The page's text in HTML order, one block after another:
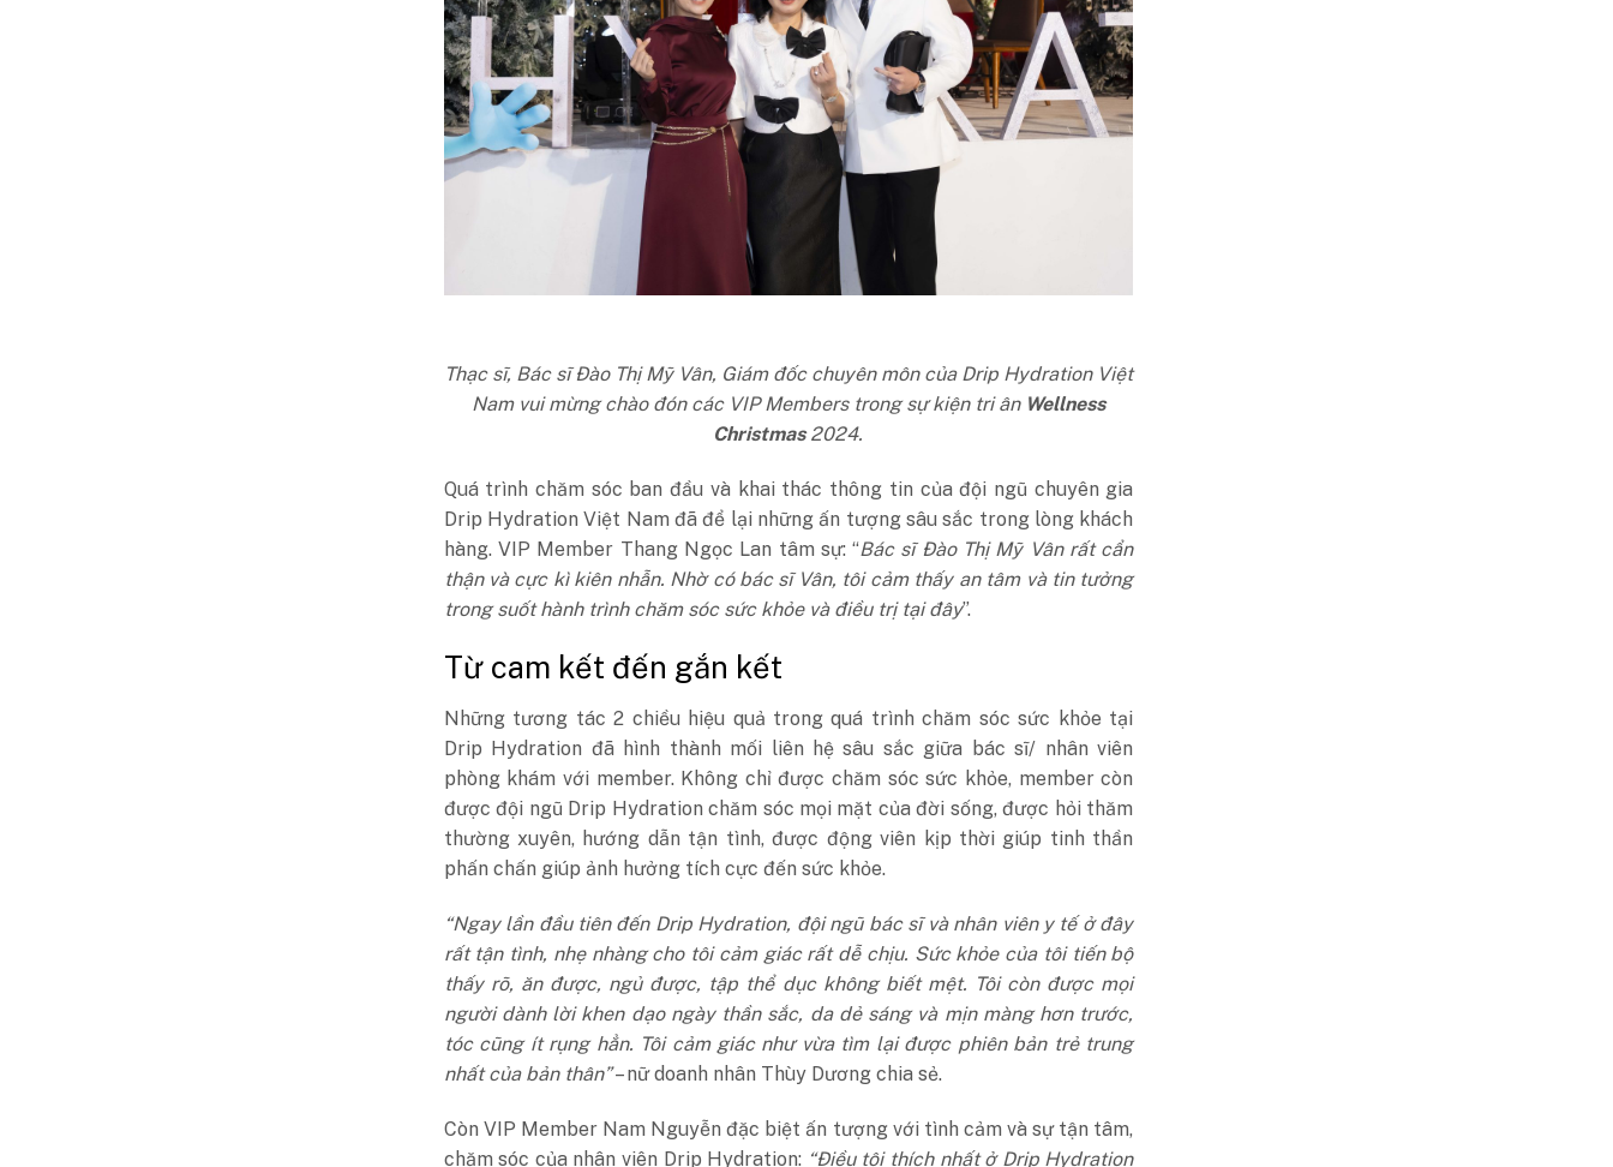
Thạc sĩ, Bác sĩ Đào Thị Mỹ Vân, Giám đốc chuyên môn của Drip Hydration Việt
Nam vui mừng chào đón các VIP Members trong sự kiện tri ân Wellness
Christmas2024.
Quá trình chăm sóc ban đầu và khai thác thông tin của đội ngũ chuyên gia
Drip Hydration Việt Nam đã để lại những ấn tượng sâu sắc trong lòng khách
hàng. VIP Member Thang Ngọc Lan tâm sự: “Bác sĩ Đào Thị Mỹ Vân rất cẩn
thận và cực kì kiên nhẫn. Nhờ có bác sĩ Vân, tôi cảm thấy an tâm và tin tưởng
trong suốt hành trình chăm sóc sức khỏe và điều trị tại đây”.
Từ cam kết đến gắn kết
Những tương tác 2 chiều hiệu quả trong quá trình chăm sóc sức khỏe tại
Drip Hydration đã hình thành mối liên hệ sâu sắc giữa bác sĩ/ nhân viên
phòng khám với member. Không chỉ được chăm sóc sức khỏe, member còn
được đội ngũ Drip Hydration chăm sóc mọi mặt của đời sống, được hỏi thăm
thường xuyên, hướng dẫn tận tình, được động viên kịp thời giúp tinh thần
phấn chấn giúp ảnh hưởng tích cực đến sức khỏe.
“Ngay lần đầu tiên đến Drip Hydration, đội ngũ bác sĩ và nhân viên y tế ở đây
rất tận tình, nhẹ nhàng cho tôi cảm giác rất dễ chịu. Sức khỏe của tôi tiến bộ
thấy rõ, ăn được, ngủ được, tập thể dục không biết mệt. Tôi còn được mọi
người dành lời khen dạo ngày thần sắc, da dẻ sáng và mịn màng hơn trước,
tóc cũng ít rụng hẳn. Tôi cảm giác như vừa tìm lại được phiên bản trẻ trung
nhất của bản thân”–nữ doanh nhân Thùy Dương chia sẻ.
Còn VIP Member Nam Nguyễn đặc biệt ấn tượng với tình cảm và sự tận tâm,
chăm sóc của nhân viên Drip Hydration: “Điều tôi thích nhất ở Drip Hydration